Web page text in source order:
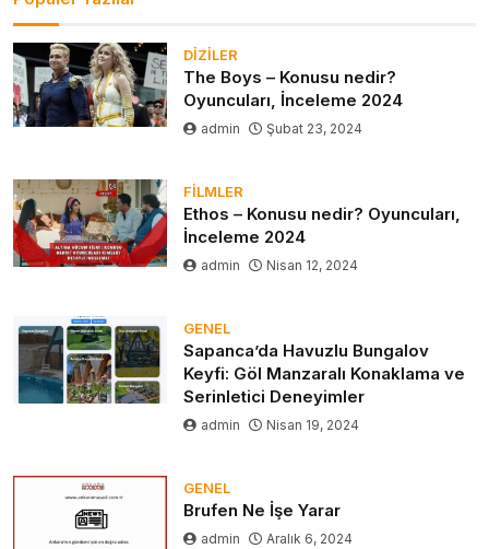
DIZILER
The Boys – Konusu nedir?
Oyuncuları, İnceleme 2024
admin Şubat 23, 2024
FILMLER
Ethos – Konusu nedir? Oyuncuları,
İnceleme 2024
admin Nisan 12, 2024
GENEL
Sapanca’da Havuzlu Bungalov
Keyfi: Göl Manzaralı Konaklama ve
Serinletici Deneyimler
admin Nisan 19, 2024
GENEL
Brufen Ne İşe Yarar
admin Aralık 6, 2024